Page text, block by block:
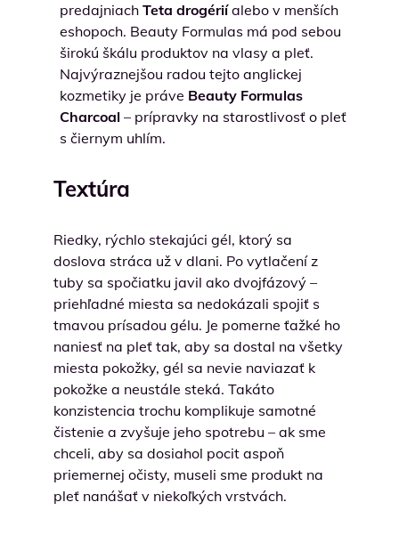
predajniach Teta drogériíalebo v menších
eshopoch. Beauty Formulas má pod sebou
širokú škálu produktov na vlasy a pleť.
Najvýraznejšou radou tejto anglickej
kozmetiky je práve Beauty Formulas
Charcoal – prípravky na starostlivosť o pleť
s čiernym uhlím.
Textúra
Riedky, rýchlo stekajúci gél, ktorý sa
doslova stráca už v dlani. Po vytlačení z
tuby sa spočiatku javil ako dvojfázový –
priehľadné miesta sa nedokázali spojiť s
tmavou prísadou gélu. Je pomerne ťažké ho
naniesť na pleť tak, aby sa dostal na všetky
miesta pokožky, gél sa nevie naviazať k
pokožke a neustále steká. Takáto
konzistencia trochu komplikuje samotné
čistenie a zvyšuje jeho spotrebu – ak sme
chceli, aby sa dosiahol pocit aspoň
priemernej očisty, museli sme produkt na
pleť nanášať v niekoľkých vrstvách.